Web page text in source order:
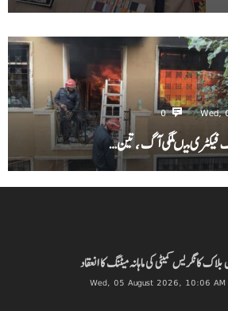
Wed,
0
فیکٹری میںلگی آگ ، تین…
کانگریس کمیٹی کی ماہانہ میٹنگ کا انعقاد
Wed, 05 August 2026, 10:06 AM